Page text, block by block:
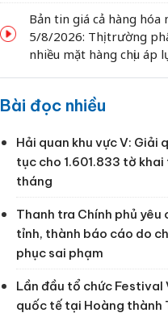
Bản tin giá cả hàng hóa
5/8/2026: Thị trường
nhiều mặt hàng chịu áp
Bài đọc nhiều
Hải quan khu vực V: Giải
tục cho 1.601.833 tờ khai
tháng
Thanh tra Chính phủ yêu
tỉnh, thành báo cáo do
phục sai phạm
Lần đầu tổ chức Festival
quốc tế tại Hoàng thành